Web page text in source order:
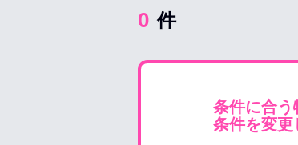
0 件
条件に合う
条件を変更